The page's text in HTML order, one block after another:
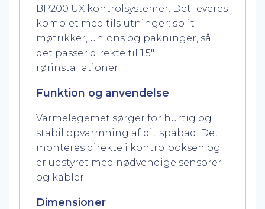
BP200 UX kontrolsystemer. Det leveres
komplet med tilslutninger: split-
møtrikker, unions og pakninger, så
det passer direkte til 1.5″
rørinstallationer.
Funktion og anvendelse
Varmelegemet sørger for hurtig og
stabil opvarmning af dit spabad. Det
monteres direkte i kontrolboksen og
er udstyret med nødvendige sensorer
og kabler.
Dimensioner